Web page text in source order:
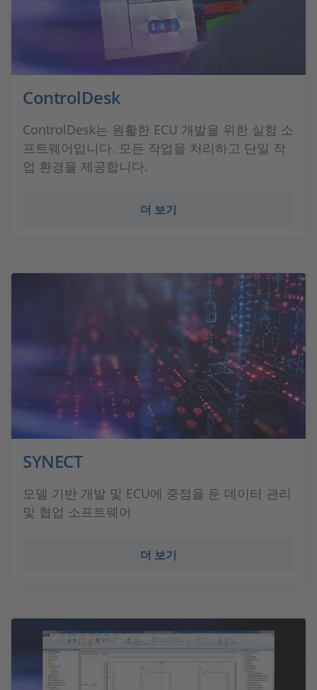
ControlDesk
ControlDesk는 원활한 ECU 개발을 위한 실험 소
프트웨어입니다. 모든 작업을 처리하고 단일 작
업 환경을 제공합니다.
더 보기
SYNECT
모델 기반 개발 및 ECU에 중점을 둔 데이터 관리
및 협업 소프트웨어
더 보기